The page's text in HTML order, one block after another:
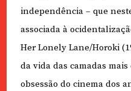
independência – que
associada à
Her Lonely Lane/Horoki
da vida das camadas
obsessão do cinema dos